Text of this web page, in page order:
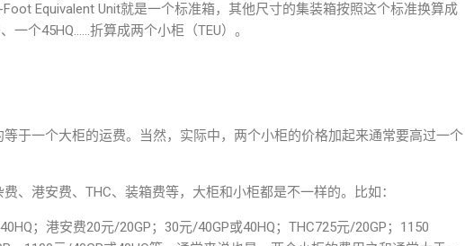
Equivalent Unit就是一个标准箱，其他尺寸的集装箱按照这个标准换算成
一个45HQ……折算成两个小柜（TEU）。
于一个大柜的运费。当然，实际中，两个小柜的价格加起来通常要高过一个
、港安费、THC、装箱费等，大柜和小柜都是不一样的。比如：
；港安费20元/20GP；30元/40GP或40HQ；THC725元/20GP；1150